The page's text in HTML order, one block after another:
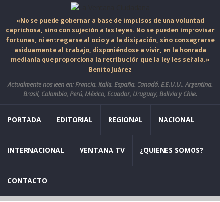
«No se puede gobernar a base de impulsos de una voluntad
caprichosa, sino con sujeción a las leyes. No se pueden improvisar
fortunas, ni entregarse al ocio y a la disipación, sino consagrarse
asiduamente al trabajo, disponiéndose a vivir, en la honrada
medianía que proporciona la retribución que la ley les señala.»
Benito Juárez
Actualmente nos leen en: Francia, Italia, España, Canadá, E.E.U.U., Argentina,
Brasil, Colombia, Perú, México, Ecuador, Uruguay, Bolivia y Chile.
PORTADA EDITORIAL REGIONAL NACIONAL
INTERNACIONAL VENTANA TV ¿QUIENES SOMOS?
CONTACTO